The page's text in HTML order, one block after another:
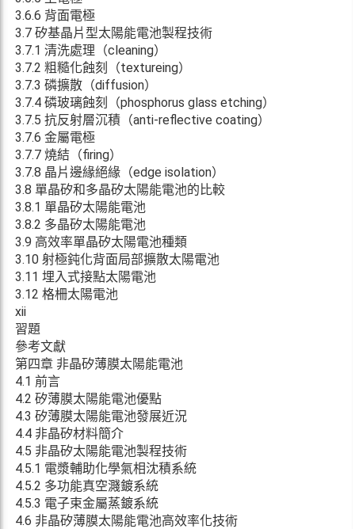
3.6.6 背面電極
3.7 矽基晶片型太陽能電池製程技術
3.7.1 清洗處理（cleaning）
3.7.2 粗糙化蝕刻（textureing）
3.7.3 磷擴散（diffusion）
3.7.4 磷玻璃蝕刻（phosphorus glass etching）
3.7.5 抗反射層沉積（anti-reflective coating）
3.7.6 金屬電極
3.7.7 燒結（firing）
3.7.8 晶片邊緣絕緣（edge isolation）
3.8 單晶矽和多晶矽太陽能電池的比較
3.8.1 單晶矽太陽能電池
3.8.2 多晶矽太陽能電池
3.9 高效率單晶矽太陽電池種類
3.10 射極鈍化背面局部擴散太陽電池
3.11 埋入式接點太陽電池
3.12 格柵太陽電池
xii
習題
參考文獻
第四章 非晶矽薄膜太陽能電池
4.1 前言
4.2 矽薄膜太陽能電池優點
4.3 矽薄膜太陽能電池發展近況
4.4 非晶矽材料簡介
4.5 非晶矽太陽能電池製程技術
4.5.1 電漿輔助化學氣相沈積系統
4.5.2 多功能真空濺鍍系統
4.5.3 電子束金屬蒸鍍系統
4.6 非晶矽薄膜太陽能電池高效率化技術